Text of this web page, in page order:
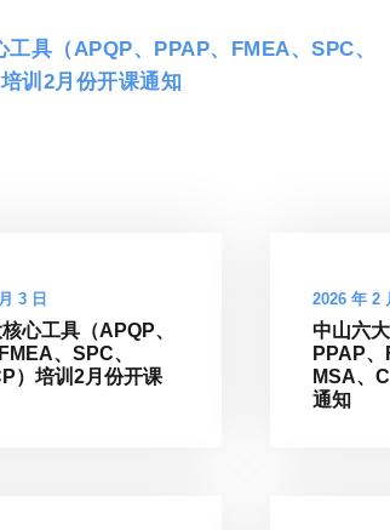
工具（APQP、PPAP、FMEA、SPC、
训2月份开课通知
3 日
心工具（APQP、
、SPC、
）培训2月份开课
2026 年 2
中山六
PPAP、
MSA、
通知